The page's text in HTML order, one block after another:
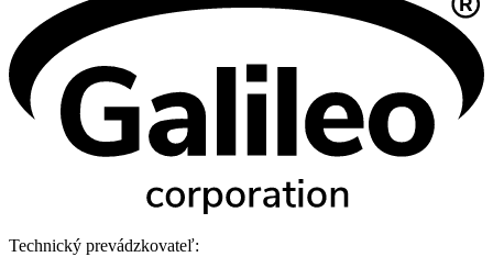
Technický prevádzkovateľ: